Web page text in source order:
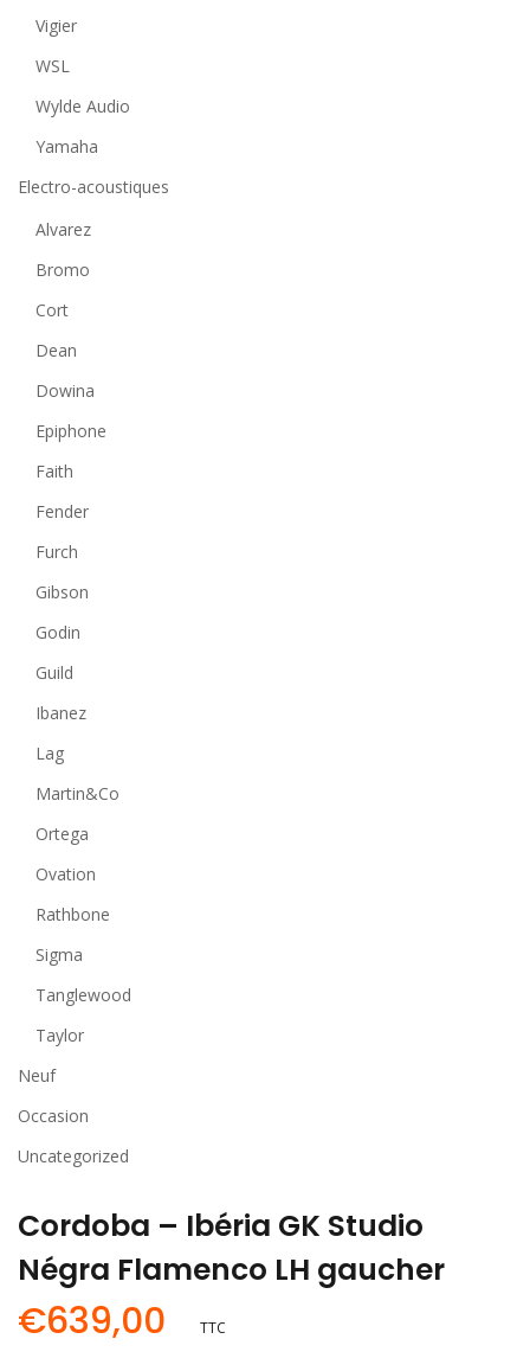
Vigier
WSL
Wylde Audio
Yamaha
Electro-acoustiques
Alvarez
Bromo
Cort
Dean
Dowina
Epiphone
Faith
Fender
Furch
Gibson
Godin
Guild
Ibanez
Lag
Martin&Co
Ortega
Ovation
Rathbone
Sigma
Tanglewood
Taylor
Neuf
Occasion
Uncategorized
Cordoba – Ibéria GK Studio
Négra Flamenco LH gaucher
€639,00 TTC